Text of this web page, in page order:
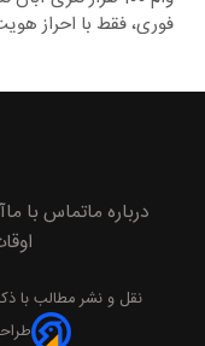
فوری، فقط با احراز
درباره ماتماس با ما
نقل و نشر مطالب با